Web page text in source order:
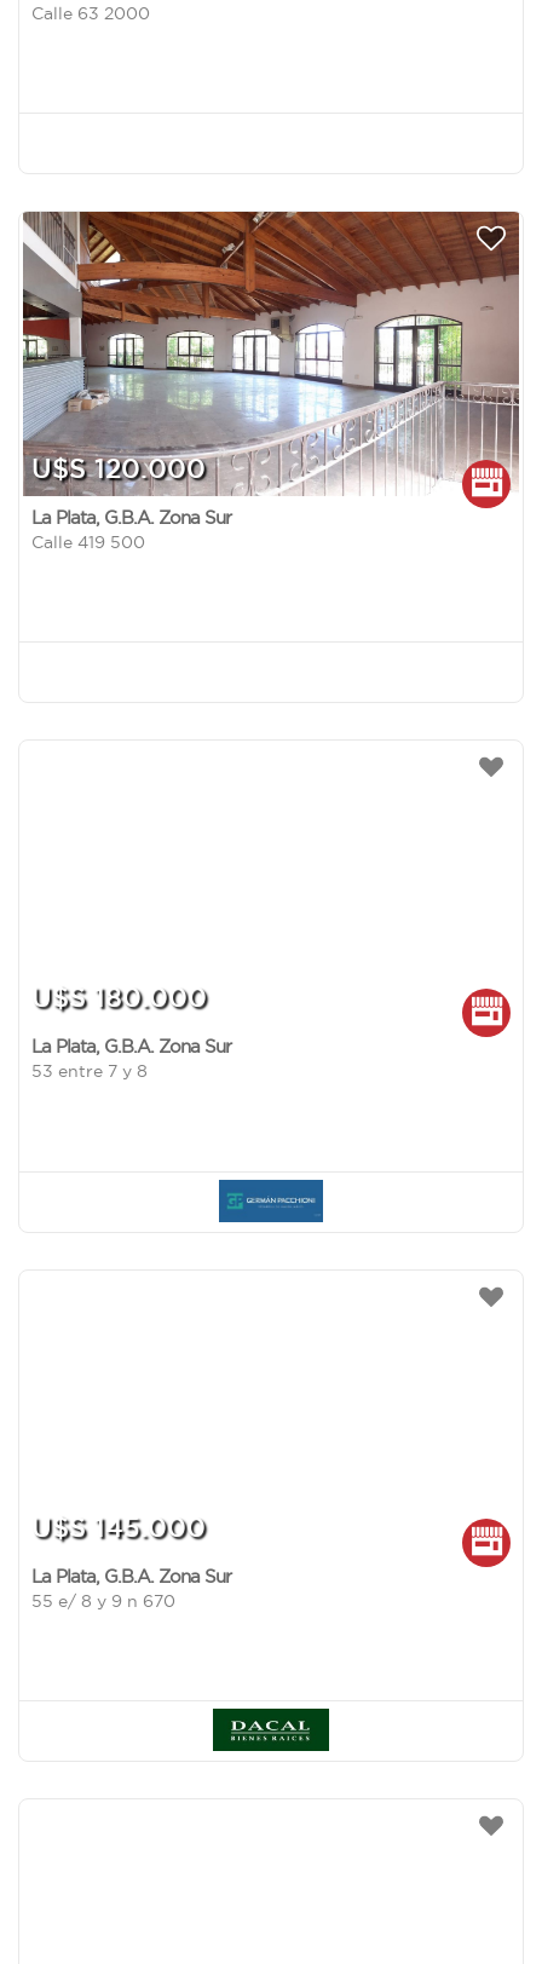
Calle 63 2000
U$S 120.000
La Plata, G.B.A. Zona Sur
Calle 419 500
U$S 180.000
La Plata, G.B.A. Zona Sur
53 entre 7 y 8
U$S 145.000
La Plata, G.B.A. Zona Sur
55 e/ 8 y 9 n 670